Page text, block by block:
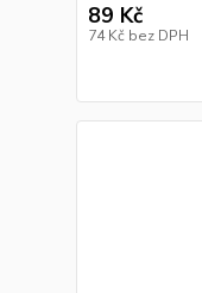
89 Kč
74 Kč bez DPH